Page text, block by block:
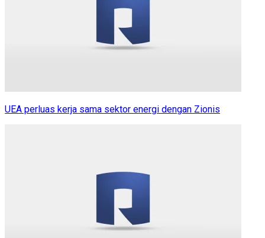
UEA perluas kerja sama sektor energi dengan Zionis